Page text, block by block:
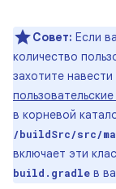
Совет: Если
количество
захотите
в корневой
/buildSrc/src/
включает эти
build.gradle в